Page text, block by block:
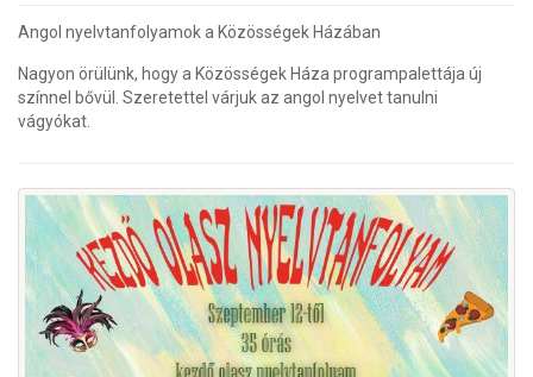
Angol nyelvtanfolyamok a Közösségek Házában
Nagyon örülünk, hogy a Közösségek Háza programpalettája új
színnel bővül. Szeretettel várjuk az angol nyelvet tanulni
vágyókat.